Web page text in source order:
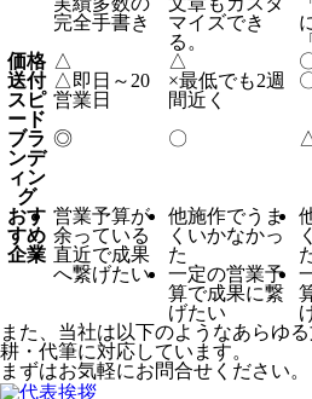
完全手書き
マイズでき
る。
価格 △ △
送付
スピ
ード
△ 即日～20
営業日
×最低でも2週
間近く
ブラ
ンデ
ィン
グ
◎ 〇
おす
すめ
企業
営業予算が
余っている
直近で成果
へ繋げたい
他施作でうま
くいかなかっ
た
一定の営業予
算で成果に繋
げたい
また、当社は以下のようなあらゆ
耕・代筆に対応しています。
まずはお気軽にお問合せください。